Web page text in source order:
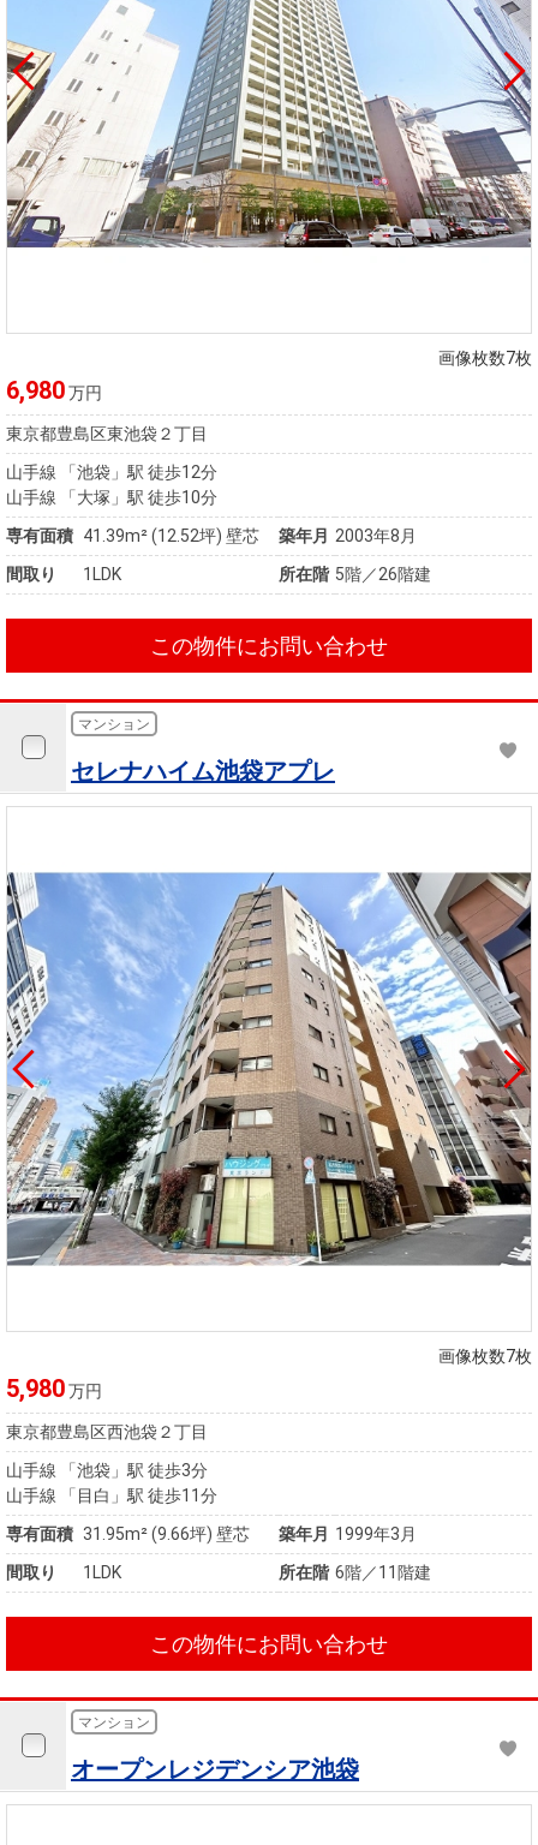
画像枚数7枚
6,980万円
東京都豊島区東池袋２丁目
山手線 「池袋」駅 徒歩12分
山手線 「大塚」駅 徒歩10分
専有面積 41.39m²(12.52坪) 壁芯 築年月 2003年8月
間取り
1LDK 所在階 5階／26階建
この物件にお問い合わせ
マンション
セレナハイム池袋アプレ
画像枚数7枚
5,980万円
東京都豊島区西池袋２丁目
山手線 「池袋」駅 徒歩3分
山手線 「目白」駅 徒歩11分
専有面積 31.95m²(9.66坪) 壁芯 築年月
1999年3月
間取り
1LDK 所在階 6階／11階建
この物件にお問い合わせ
マンション
オープンレジデンシア池袋